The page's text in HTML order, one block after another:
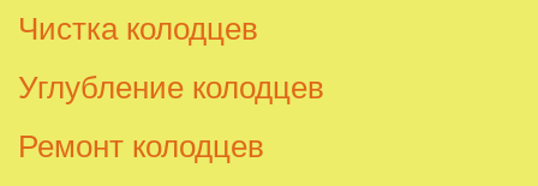
Чистка колодцев
Углубление колодцев
Ремонт колодцев